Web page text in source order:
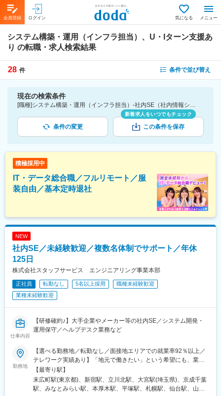
会員登録 ログイン 気になる メニュー
システム構築・運用（インフラ担当）、U・Iターン支援あ
り の転職・求人検索結果
28 件 条件で並び替え
現在の検索条件
[職種]システム構築・運用（インフラ担当）-社内SE（社内情報システム） [詳細条件](待遇・福利厚生)U・Iターン支援あり
条件の変更
新着求人をいつでもチェック
この条件を保存
積極採用中
IT・データ総合職／フルリモート／服
装自由／基本定時退社
NEW
社内SE／未経験歓迎／複数名体制でサポート／年休
125日
株式会社スタッフサービス エンジニアリング事業本部
正社員 転勤なし 5名以上採用
職種未経験歓迎
業種未経験歓迎
仕事内容
【研修確約♪】大手企業やメーカー等の社内SE／システム開発・
運用保守／ヘルプデスク業務など
勤務地
【選べる勤務地／転勤なし／面接地エリアでの就業率92％以上／
テレワーク実績あり】「地元で働きたい」という希望にも、業界
トップクラスの取引事業所数約7,000件&プロジェクト数80,000件
の中から検討します。⇒勤務地は北海道・東北・北陸・関東・東
海・関西・中国・四国・九州の各都道府県のプロジェクト先※U・I
【最寄り駅】
末広町駅(東京都)、新宿駅、立川北駅、大宮駅(埼玉県)、京成千葉
駅、みなとみらい駅、本厚木駅、平塚駅、札幌駅、仙台駅、山形